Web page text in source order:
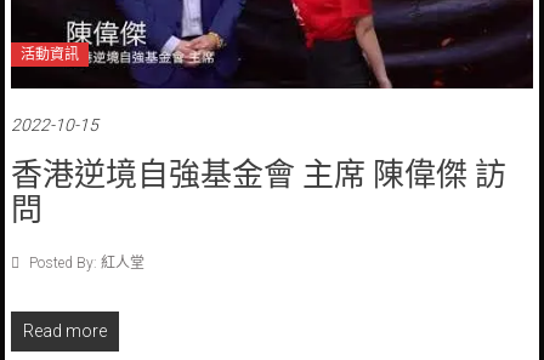
活動資訊
2022-10-15
香港逆境自強基金會 主席 陳偉傑 訪
問
Posted By: 紅人堂
Read more